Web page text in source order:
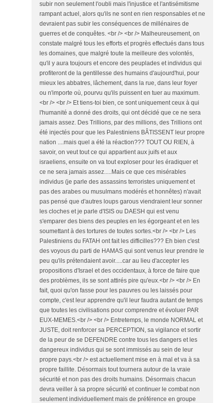
subir non seulement l'oubli mais l'injustice et l'antisémitisme
rampant actuel, alors qu'ils ne sont en rien responsables et ne
devraient pas subir les conséquences de millénaires de
guerres et de conquêtes. <br /> <br /> Malheureusement, on
constate malgré tous les efforts et progrès effectués dans tous
les domaines, que malgré toute la meilleure des volontés,
qu'il y aura toujours et encore des peuplades et individus qui
profiteront de la gentillesse des humains d'aujourd'hui, pour
mieux les abbatres, lâchement, dans la rue, dans leur foyer
ou n'importe où, pourvu qu'ils puissent en tuer au maximum.
<br /> <br /> Et tiens-toi bien, ce sont uniquement ceux à qui
l'humanité a donné des droits, qui ont décidé que ce ne sera
jamais assez. Des Trillions, par des millions, des Trillions ont
été injectés pour que les Palestiniens BÂTISSENT leur propre
nation ....mais quel a été la réaction??? TOUT OU RIEN, à
savoir, on veut tout ce qui appartient aux juifs et aux
israeliens, ensuite on va tout exploser pour les éradiquer et
ce ne sera jamais assez.....Mais ce que ces misérables
individus (je parle des assassins terroristes uniquement et
pas des arabes ou musulmans modérés et honnêtes) n'avait
pas pensé que d'autres loups garous viendraient leur sonner
les cloches et je parle d'ISIS ou DAESH qui est venu
s'emparer des biens des peuples en les égorgeant et en les
soumettant à des tortures de toutes sortes.<br /> <br /> Les
Palestiniens du FATAH ont fait les difficilles??? Eh bien c'est
des voyous du parti de HAMAS qui sont venus leur prendre le
peu qu'ils prétendaient avoir.....car au lieu d'accepter les
propositions d'Israel et des occidentaux, à force de faire que
des problèmes, ils se sont attirés pire qu'eux.<br /> <br /> En
fait, quoi qu'on fasse pour les pauvres ou les laissés pour
compte, c'est leur apprendre qu'il leur faudra autant de temps
que toutes les civilisations pour comprendre et évoluer PAR
EUX-MEMES.<br /> <br /> Entretemps, le monde NORMAL et
JUSTE, doit renforcer sa PERCEPTION, sa vigilance et sortir
de la peur de se DEFENDRE contre tous les dangers et les
dangereux individus qui se sont immissés au sein de leur
propre pays.<br /> est actuellement mise en à mal et va à sa
propre faillite. Désormais tout tournera autour de la vraie
sécurité et non pas des droits humains. Désormais chacun
devra veiller à sa propre sécurité et continuer le combat non
seulement individuellement mais de préférence en groupe